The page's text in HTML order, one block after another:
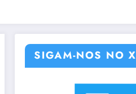
SIGAM-NOS NO X